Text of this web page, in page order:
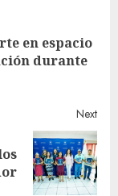
en espacio
durante
Next